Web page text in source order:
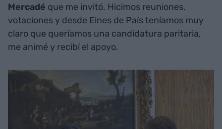
Mercadé que me invitó. Hicimos reuniones,
votaciones y desde Eines de País teníamos muy
claro que queríamos una candidatura paritaria,
me animé y recibí el apoyo.